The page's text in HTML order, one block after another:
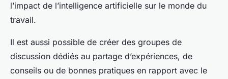
l’impact de l’intelligence artificielle sur le monde du
travail.
Il est aussi possible de créer des groupes de
discussion dédiés au partage d’expériences, de
conseils ou de bonnes pratiques en rapport avec le